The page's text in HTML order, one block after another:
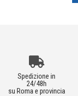
Spedizione in
24/48h
su Roma e provincia